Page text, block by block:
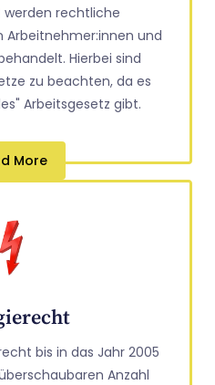
rechtliche
Arbeitnehmer:innen und
Hierbei sind
zu beachten, da es
Arbeitsgesetz gibt.
More
bis in das Jahr 2005
Anzahl